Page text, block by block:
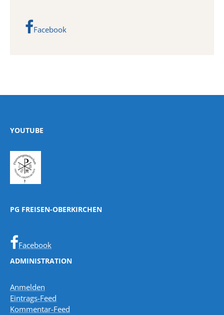
Facebook
YOUTUBE
PG FREISEN-OBERKIRCHEN
Facebook
ADMINISTRATION
Anmelden
Eintrags-Feed
Kommentar-Feed